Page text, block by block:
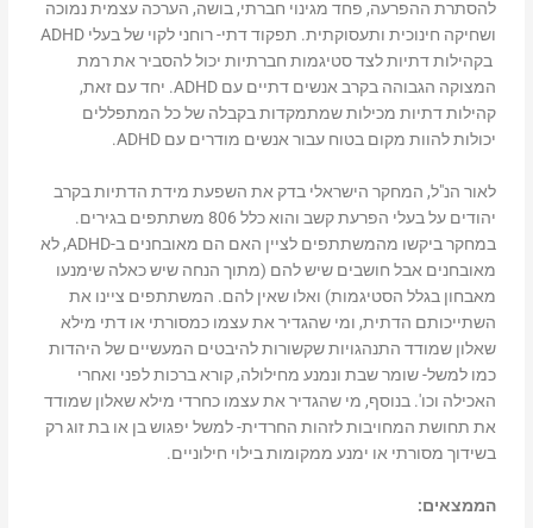
להסתרת ההפרעה, פחד מגינוי חברתי, בושה, הערכה עצמית נמוכה
ושחיקה חינוכית ותעסוקתית. תפקוד דתי- רוחני לקוי של בעלי ADHD
בקהילות דתיות לצד סטיגמות חברתיות יכול להסביר את רמת
המצוקה הגבוהה בקרב אנשים דתיים עם ADHD. יחד עם זאת,
קהילות דתיות מכילות שמתמקדות בקבלה של כל המתפללים
יכולות להוות מקום בטוח עבור אנשים מודרים עם ADHD.
לאור הנ"ל, המחקר הישראלי בדק את השפעת מידת הדתיות בקרב
יהודים על בעלי הפרעת קשב והוא כלל 806 משתתפים בגירים.
במחקר ביקשו מהמשתתפים לציין האם הם מאובחנים ב-ADHD, לא
מאובחנים אבל חושבים שיש להם (מתוך הנחה שיש כאלה שימנעו
מאבחון בגלל הסטיגמות) ואלו שאין להם. המשתתפים ציינו את
השתייכותם הדתית, ומי שהגדיר את עצמו כמסורתי או דתי מילא
שאלון שמודד התנהגויות שקשורות להיבטים המעשיים של היהדות
כמו למשל- שומר שבת ונמנע מחילולה, קורא ברכות לפני ואחרי
האכילה וכו'. בנוסף, מי שהגדיר את עצמו כחרדי מילא שאלון שמודד
את תחושת המחויבות לזהות החרדית- למשל יפגוש בן או בת זוג רק
בשידוך מסורתי או ימנע ממקומות בילוי חילוניים.
הממצאים: